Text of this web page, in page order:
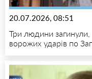
20.07.2026, 08:51
Три людини загинули,
ворожих ударів по